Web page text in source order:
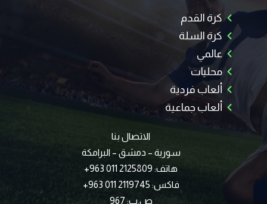
كرة القدم
كرة السلة
عالمي
محليات
ألعاب فردية
ألعاب جماعية
الاتصال بنا
سورية – دمشق – البرامكة
هاتف: 2125809 011 963+
فاكس: 2119745 011 963+
ص.ب: 967